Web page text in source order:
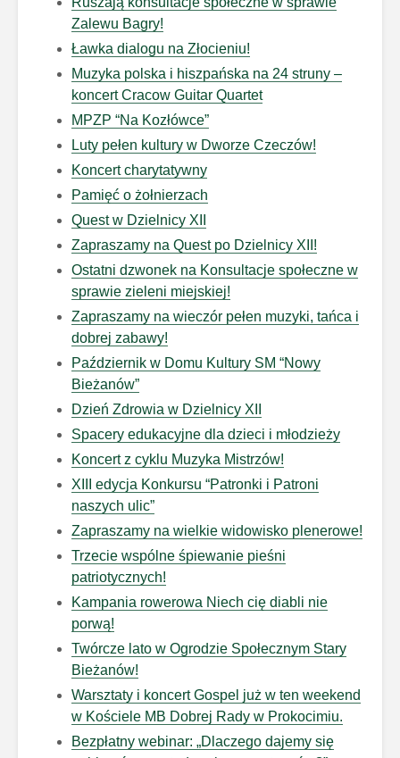
Zalewu Bagry!
Ławka dialogu na Złocieniu!
Muzyka polska i hiszpańska na 24 struny –
koncert Cracow Guitar Quartet
MPZP “Na Kozłówce”
Luty pełen kultury w Dworze Czeczów!
Koncert charytatywny
Pamięć o żołnierzach
Quest w Dzielnicy XII
Zapraszamy na Quest po Dzielnicy XII!
Ostatni dzwonek na Konsultacje społeczne w
sprawie zieleni miejskiej!
Zapraszamy na wieczór pełen muzyki, tańca i
dobrej zabawy!
Październik w Domu Kultury SM “Nowy
Bieżanów”
Dzień Zdrowia w Dzielnicy XII
Spacery edukacyjne dla dzieci i młodzieży
Koncert z cyklu Muzyka Mistrzów!
XIII edycja Konkursu “Patronki i Patroni
naszych ulic”
Zapraszamy na wielkie widowisko plenerowe!
Trzecie wspólne śpiewanie pieśni
patriotycznych!
Kampania rowerowa Niech cię diabli nie
porwą!
Twórcze lato w Ogrodzie Społecznym Stary
Bieżanów!
Warsztaty i koncert Gospel już w ten weekend
w Kościele MB Dobrej Rady w Prokocimiu.
Bezpłatny webinar: „Dlaczego dajemy się